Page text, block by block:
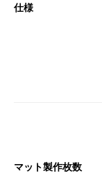
仕様
マット製作枚数